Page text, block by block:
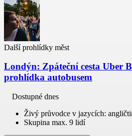
Další prohlídky měst
Londýn: Zpáteční cesta Uber
prohlídka autobusem
Dostupné dnes
Živý průvodce v jazycích:
Skupina max. 9 lidí